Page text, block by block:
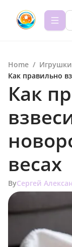
Home / Игрушки
Как правильно
Как
весах
ByСергей